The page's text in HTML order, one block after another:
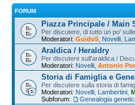
FORUM
Piazza Principale / Main
Per discutere, di tutto un po'
Moderatori: Guido5 Novelli
Araldica / Heraldry
Per discutere sull'araldica /
Moderatori: Novelli Antonio
Storia di Famiglia e
Per discutere sulla storia di
Moderatori: Novelli Lambertini
Subforum:
Genealogia